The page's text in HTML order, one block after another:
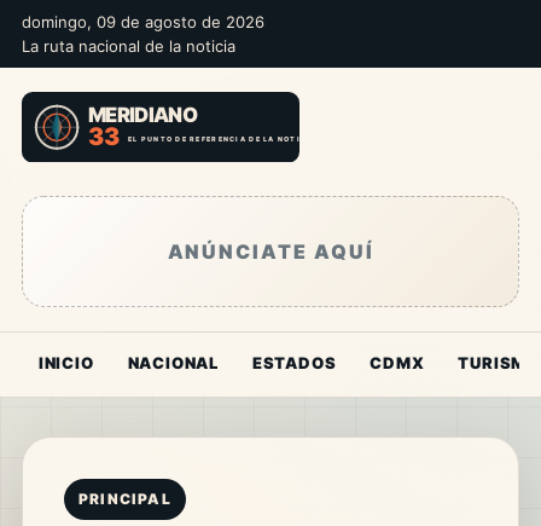
domingo, 09 de agosto de 2026
La ruta nacional de la noticia
ANÚNCIATE AQUÍ
INICIO NACIONAL ESTADOS CDMX TURISMO
PRINCIPAL